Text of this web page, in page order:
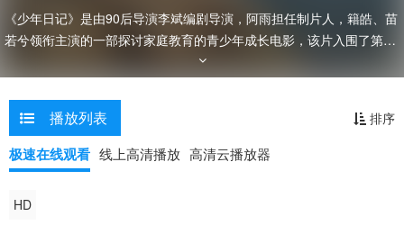
《少年日记》是由90后导演李斌编剧导演，阿雨担任制片人，籍皓、苗
若兮领衔主演的一部探讨家庭教育的青少年成长电影，该片入围了第14
届孟加拉国国际儿童电影节主竞赛单元，第13届澳门国际电影节主竞赛
单元等多个国际影展并获奖。 坏学生余铭成长于单亲家庭，身为外
卖员的父亲经常对他实施家暴，妹妹小扣子是他的精神依靠。小扣子对
于“自己是从哪里来的”有着奇怪的误解，保守的父亲对女儿的性教育难
以启齿。余铭送给小扣子一本《儿童性教育手册》，却被父亲发现，迎
接他的又是一顿拳打脚踢。 然而，一次意外事件将这个家庭卷入残
击！ 在一个看似平静的夜晚，余铭悄悄跟踪举止怪异的父亲，意外
播放列表 排序
极速在线观看 线上高清播放 高清云播放器
HD